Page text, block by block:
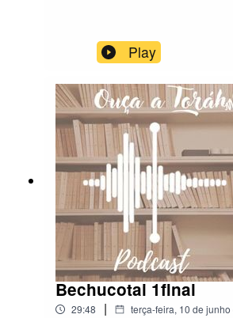
Play
Bechucotai 1final
29:48 | terça-feira, 10 de